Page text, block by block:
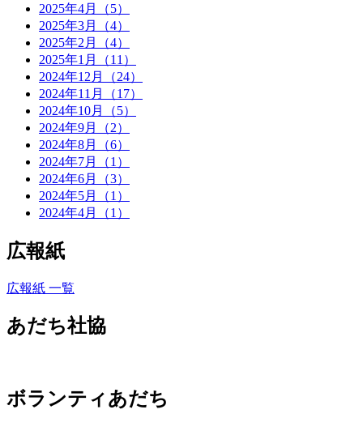
2025年4月（5）
2025年3月（4）
2025年2月（4）
2025年1月（11）
2024年12月（24）
2024年11月（17）
2024年10月（5）
2024年9月（2）
2024年8月（6）
2024年7月（1）
2024年6月（3）
2024年5月（1）
2024年4月（1）
広報紙
広報紙 一覧
あだち社協
ボランティあだち